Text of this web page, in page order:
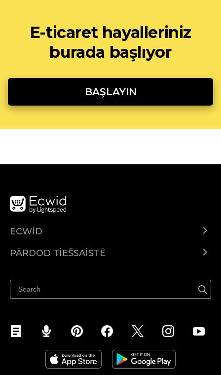
E-ticaret hayalleriniz
burada başlıyor
BAŞLAYIN
ECWID
Izcenojumi
PĀRDOD TIEŠSAISTĒ
Pārdod Facebook
Pārdod Instagram